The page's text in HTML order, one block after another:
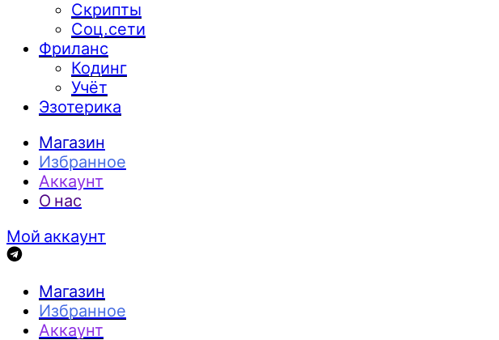
Скрипты
Соц.сети
Фриланс
Кодинг
Учёт
Эзотерика
Магазин
Избранное
Аккаунт
О нас
Мой аккаунт
Магазин
Избранное
Аккаунт